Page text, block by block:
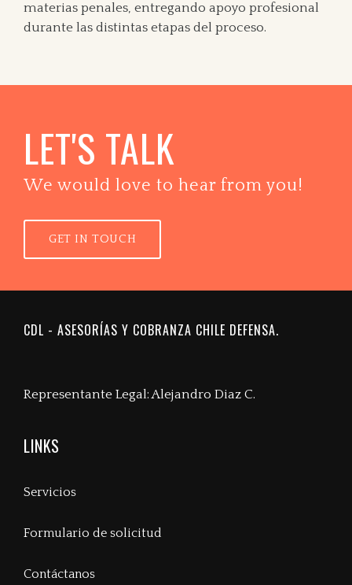
materias penales, entregando apoyo profesional
durante las distintas etapas del proceso.
LET'S TALK
We would love to hear from you!
GET IN TOUCH
CDL - ASESORÍAS Y COBRANZA CHILE DEFENSA.
Representante Legal: Alejandro Diaz C.
LINKS
Servicios
Formulario de solicitud
Contáctanos